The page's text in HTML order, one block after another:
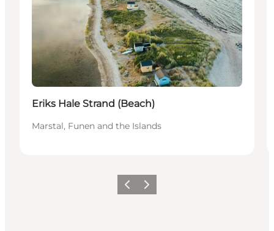
Eriks Hale Strand (Beach)
Marstal, Funen and the Islands
Previous
Next